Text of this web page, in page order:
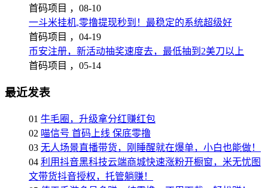
首码项目 ， 08-10
一斗米挂机,零撸提现秒到！最稳定的系统超级好
首码项目 ， 04-19
币安注册，新活动抽奖速度去，最低抽到2美刀以上
首码项目 ， 05-14
最近发表
01 牛毛圈，升级拿分红赚红包
02 喵信号 首码上线 保底零撸
03 无人场景直播带货，刚睡醒就在爆单，小白也能做！
04 利用抖音黑科技云端商城快速涨粉开橱窗，米无忧图
文带货抖音授权，托管躺赚！